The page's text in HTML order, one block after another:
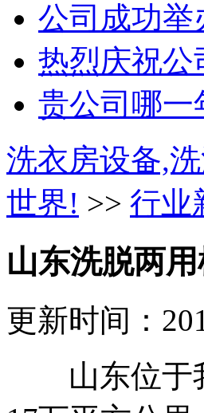
公司成功举
热烈庆祝公
贵公司哪一
洗衣房设备,
世界! >> 行业
山东洗脱两
更新时间：
山东位于我